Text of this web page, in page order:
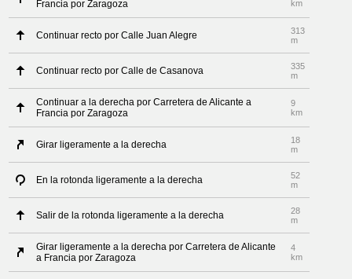
Francia por Zaragoza
km
Continuar recto por Calle Juan Alegre
313
m
Continuar recto por Calle de Casanova
335
m
Continuar a la derecha por Carretera de Alicante a
Francia por Zaragoza
9
km
Girar ligeramente a la derecha
18
m
En la rotonda ligeramente a la derecha
52
m
Salir de la rotonda ligeramente a la derecha
28
m
Girar ligeramente a la derecha por Carretera de Alicante
a Francia por Zaragoza
4
km